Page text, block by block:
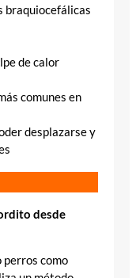
braquiocefálicas
de calor
comunes en
desplazarse y
desde
perros como